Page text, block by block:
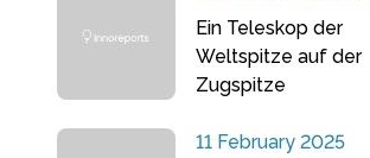
Ein Teleskop der
Weltspitze auf der
Zugspitze
11 February 2025